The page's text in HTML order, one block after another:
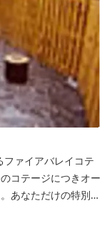
ファイアバレイコテ
コテージにつきオー
あなただけの特別な